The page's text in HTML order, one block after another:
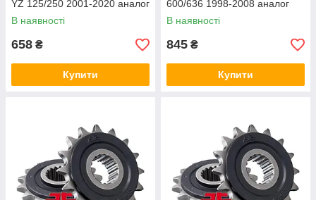
YZ 125/250 2001-2020 аналог
SS38813
В наявності
658 ₴
Купити
600/636 1998-2008 аналог
Sunstar 42315
В наявності
845 ₴
Купити